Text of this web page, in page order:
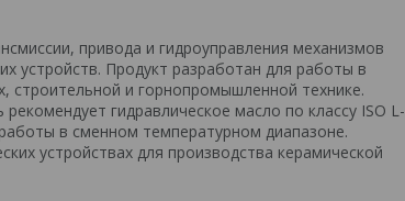
привода и гидроуправления механизмов
устройств. Продукт разработан для работы в
строительной и горнопромышленной технике.
гидравлическое масло по классу ISO L-
в сменном температурном диапазоне.
устройствах для производства керамической